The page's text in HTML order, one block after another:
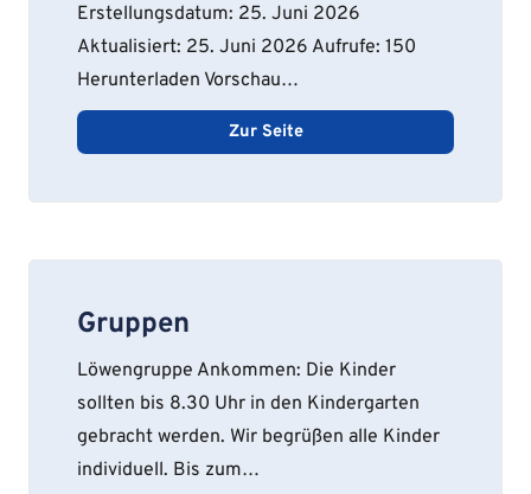
Erstellungsdatum: 25. Juni 2026
Aktualisiert: 25. Juni 2026 Aufrufe: 150
Herunterladen Vorschau…
Zur Seite
Gruppen
Löwengruppe Ankommen: Die Kinder
sollten bis 8.30 Uhr in den Kindergarten
gebracht werden. Wir begrüßen alle Kinder
individuell. Bis zum…